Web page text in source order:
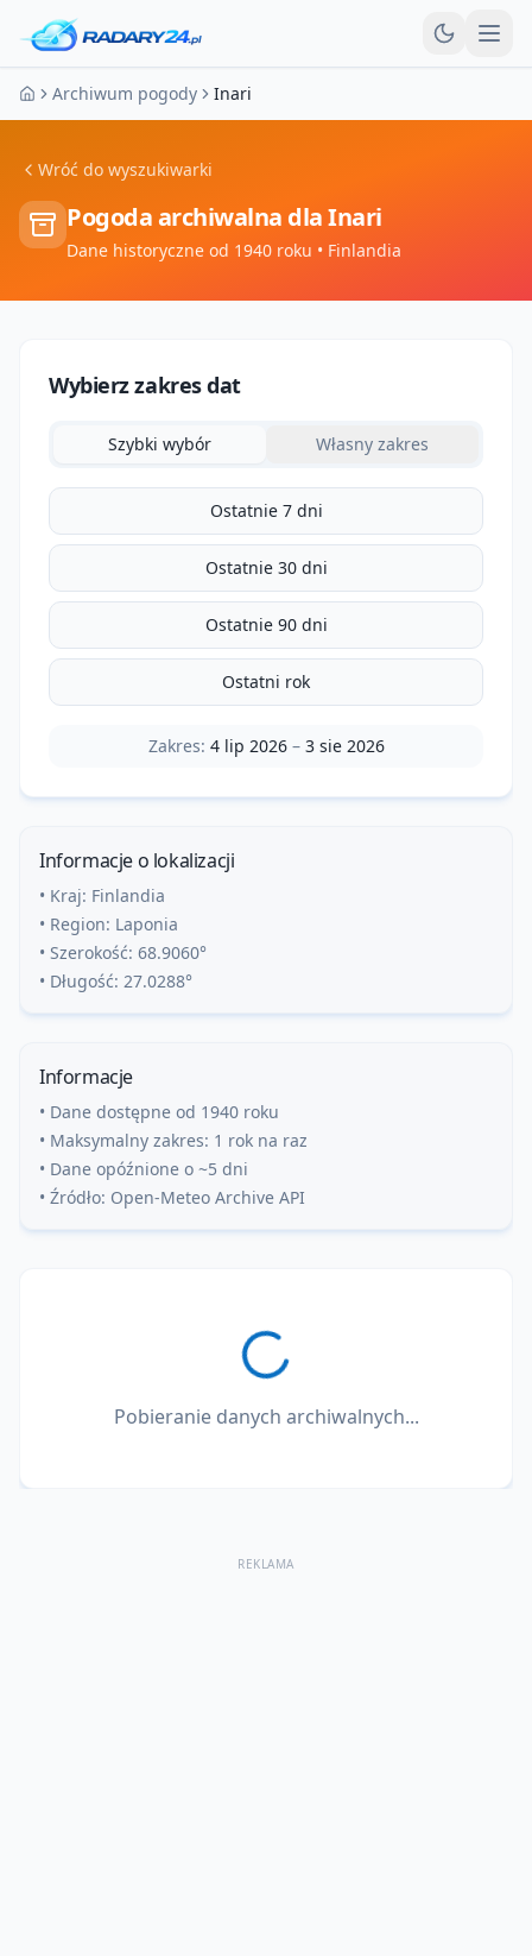
Strona główna
Archiwum pogody Inari
Wróć do wyszukiwarki
Pogoda archiwalna dlaInari
Dane historyczne od 1940 roku • Finlandia
Wybierz zakres dat
Szybki wybór Własny zakres
Ostatnie 7 dni
Ostatnie 30 dni
Ostatnie 90 dni
Ostatni rok
Zakres: 4 lip 2026– 3 sie 2026
Informacje o lokalizacji
• Kraj: Finlandia
• Region: Laponia
• Szerokość: 68.9060°
• Długość: 27.0288°
Informacje
• Dane dostępne od 1940 roku
• Maksymalny zakres: 1 rok na raz
• Dane opóźnione o ~5 dni
• Źródło: Open-Meteo Archive API
Pobieranie danych archiwalnych...
REKLAMA